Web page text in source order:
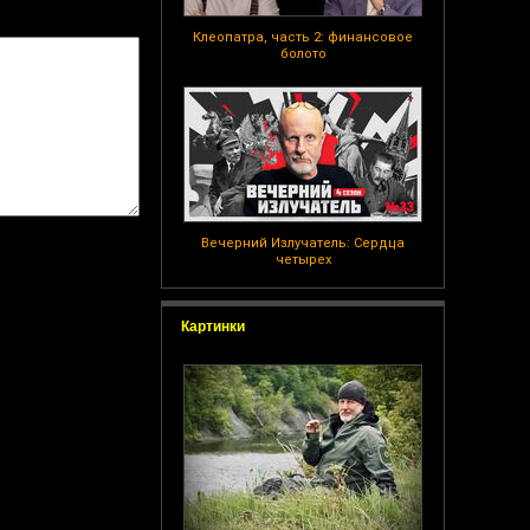
Клеопатра, часть 2: финансовое
болото
Вечерний Излучатель: Сердца
четырех
Картинки